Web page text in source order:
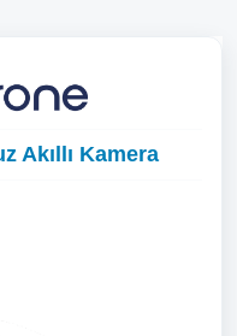
Akıllı Kamera